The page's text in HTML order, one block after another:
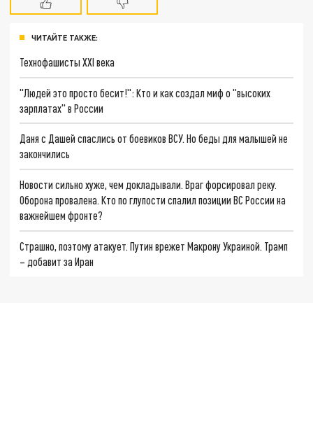
ЧИТАЙТЕ ТАКЖЕ:
Технофашисты XXI века
"Людей это просто бесит!": Кто и как создал миф о "высоких
зарплатах" в России
Даня с Дашей спаслись от боевиков ВСУ. Но беды для малышей не
закончились
Новости сильно хуже, чем докладывали. Враг форсировал реку.
Оборона провалена. Кто по глупости спалил позиции ВС России на
важнейшем фронте?
Страшно, поэтому атакует. Путин врежет Макрону Украиной. Трамп
– добавит за Иран